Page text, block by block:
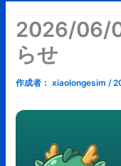
2026/06/
らせ
作成者：xiaolongesim/